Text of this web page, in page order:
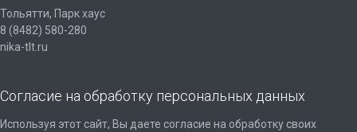
Тольятти, Парк хаус
8 (8482) 580-280
nika-tlt.ru
Согласие на обработку персональных данных
Используя этот сайт, Вы даете согласие на обработку своих